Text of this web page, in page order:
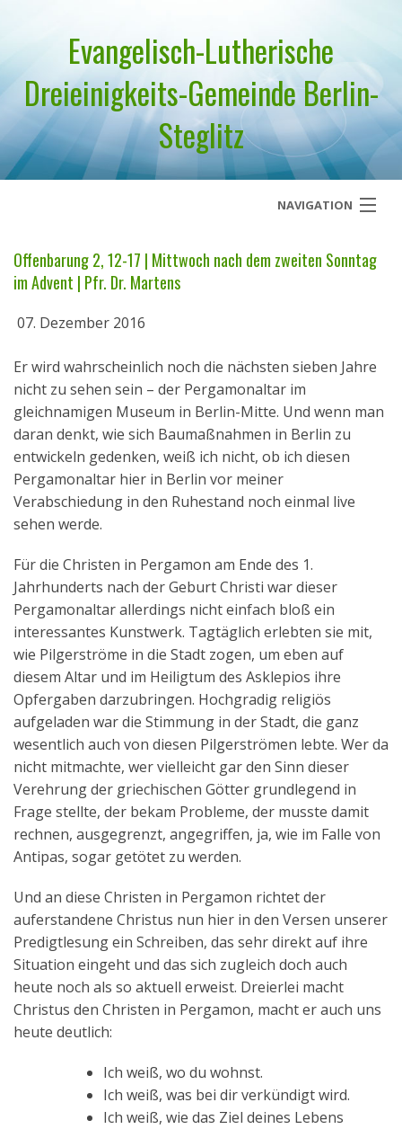
Evangelisch-Lutherische
Dreieinigkeits-Gemeinde Berlin-
Steglitz
NAVIGATION
Über uns
Geistliches Wort
Termine
Aktuelles
Kontakt
English
Offenbarung 2, 12-17 | Mittwoch nach dem zweiten Sonntag
im Advent | Pfr. Dr. Martens
07. Dezember 2016
Er wird wahrscheinlich noch die nächsten sieben Jahre
nicht zu sehen sein – der Pergamonaltar im
gleichnamigen Museum in Berlin-Mitte. Und wenn man
daran denkt, wie sich Baumaßnahmen in Berlin zu
entwickeln gedenken, weiß ich nicht, ob ich diesen
Pergamonaltar hier in Berlin vor meiner
Verabschiedung in den Ruhestand noch einmal live
sehen werde.
Für die Christen in Pergamon am Ende des 1.
Jahrhunderts nach der Geburt Christi war dieser
Pergamonaltar allerdings nicht einfach bloß ein
interessantes Kunstwerk. Tagtäglich erlebten sie mit,
wie Pilgerströme in die Stadt zogen, um eben auf
diesem Altar und im Heiligtum des Asklepios ihre
Opfergaben darzubringen. Hochgradig religiös
aufgeladen war die Stimmung in der Stadt, die ganz
wesentlich auch von diesen Pilgerströmen lebte. Wer da
nicht mitmachte, wer vielleicht gar den Sinn dieser
Verehrung der griechischen Götter grundlegend in
Frage stellte, der bekam Probleme, der musste damit
rechnen, ausgegrenzt, angegriffen, ja, wie im Falle von
Antipas, sogar getötet zu werden.
Und an diese Christen in Pergamon richtet der
auferstandene Christus nun hier in den Versen unserer
Predigtlesung ein Schreiben, das sehr direkt auf ihre
Situation eingeht und das sich zugleich doch auch
heute noch als so aktuell erweist. Dreierlei macht
Christus den Christen in Pergamon, macht er auch uns
heute deutlich:
Ich weiß, wo du wohnst.
Ich weiß, was bei dir verkündigt wird.
Ich weiß, wie das Ziel deines Lebens